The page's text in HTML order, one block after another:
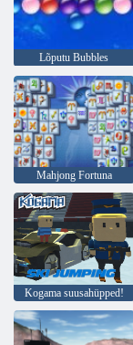
Lõputu Bubbles
Mahjong Fortuna
Kogama suusahüpped!